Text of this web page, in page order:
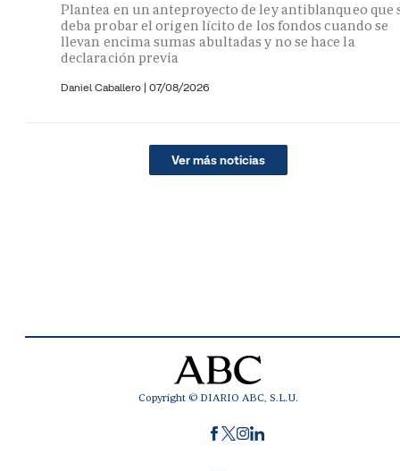
Plantea en un anteproyecto de ley antiblanqueo que
deba probar el origen lícito de los fondos cuando se
llevan encima sumas abultadas y no se hace la
declaración previa
Daniel Caballero | 07/08/2026
Ver más noticias
Copyright © DIARIO ABC, S.L.U.